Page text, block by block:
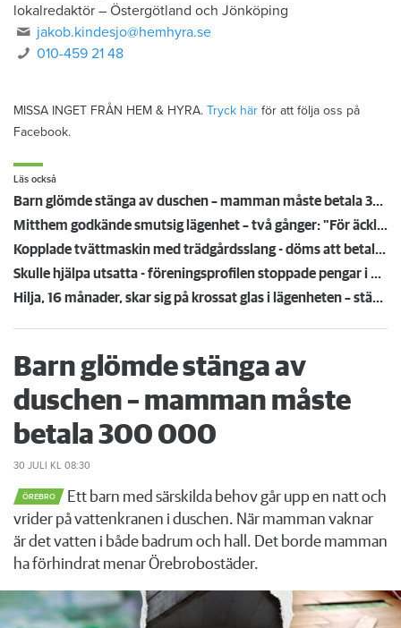
lokalredaktör – Östergötland och Jönköping
jakob.kindesjo@hemhyra.se
010-459 21 48
MISSA INGET FRÅN HEM & HYRA. Tryck här för att följa oss på
Facebook.
Läs också
Barn glömde stänga av duschen – mamman måste betala 300 000
Mitthem godkände smutsig lägenhet – två gånger: "För äckligt för att flytta in"
Kopplade tvättmaskin med trädgårdsslang - döms att betala en miljon efter vattenskada
Skulle hjälpa utsatta - föreningsprofilen stoppade pengar i egen ficka
Hilja, 16 månader, skar sig på krossat glas i lägenheten – städmiss från tidigare hyresgäst
Barn glömde stänga av
duschen – mamman måste
betala 300 000
30 JULI KL 08:30
ÖREBRO
Ett barn med särskilda behov går upp en natt och
vrider på vattenkranen i duschen. När mamman vaknar
är det vatten i både badrum och hall. Det borde mamman
ha förhindrat menar Örebrobostäder.